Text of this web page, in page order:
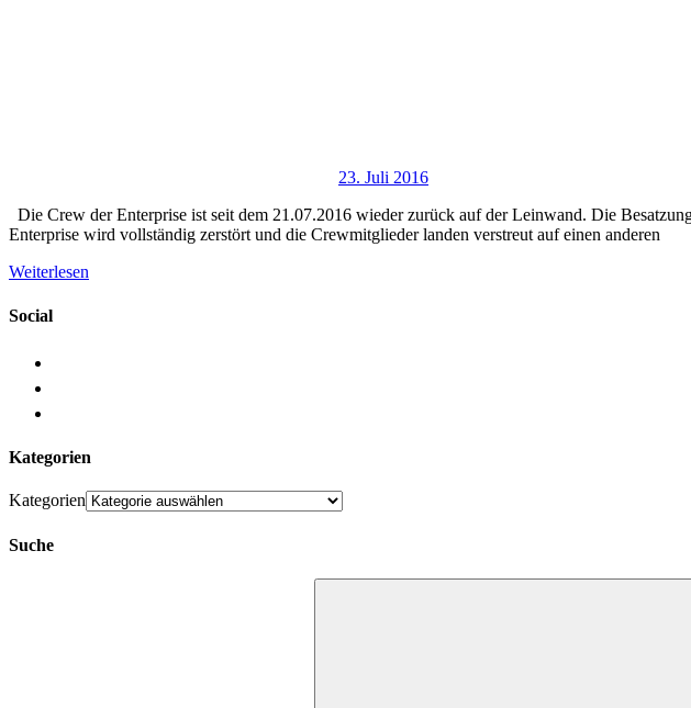
23. Juli 2016
Die Crew der Enterprise ist seit dem 21.07.2016 wieder zurück auf der Leinwand. Die
Enterprise wird vollständig zerstört und die Crewmitglieder landen verstreut auf einen anderen
Weiterlesen
Social
Kategorien
Kategorien
Suche